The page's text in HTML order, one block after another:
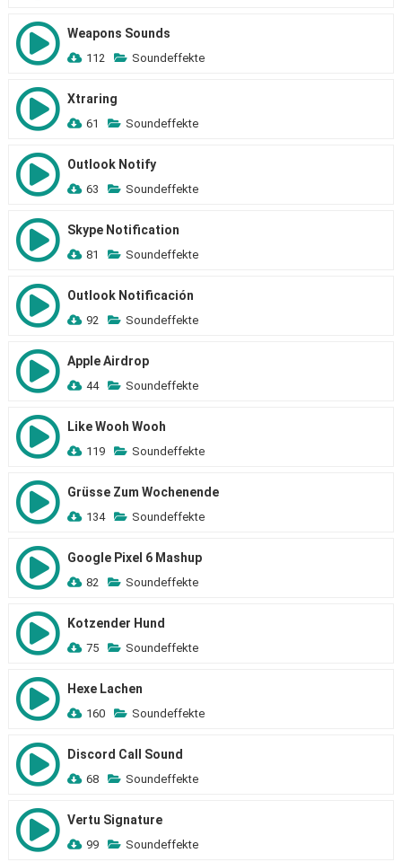
Weapons Sounds
112 Soundeffekte
Xtraring
61 Soundeffekte
Outlook Notify
63 Soundeffekte
Skype Notification
81 Soundeffekte
Outlook Notificación
92 Soundeffekte
Apple Airdrop
44 Soundeffekte
Like Wooh Wooh
119 Soundeffekte
Grüsse Zum Wochenende
134 Soundeffekte
Google Pixel 6 Mashup
82 Soundeffekte
Kotzender Hund
75 Soundeffekte
Hexe Lachen
160 Soundeffekte
Discord Call Sound
68 Soundeffekte
Vertu Signature
99 Soundeffekte